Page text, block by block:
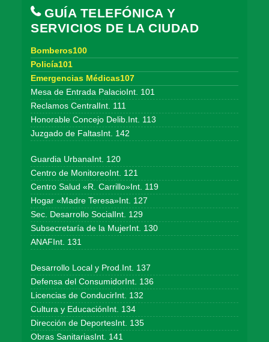
GUÍA TELEFÓNICA Y
SERVICIOS DE LA CIUDAD
Bomberos100
Policía101
Emergencias Médicas107
Mesa de Entrada PalacioInt. 101
Reclamos CentralInt. 111
Honorable Concejo Delib.Int. 113
Juzgado de FaltasInt. 142
Guardia UrbanaInt. 120
Centro de MonitoreoInt. 121
Centro Salud «R. Carrillo»Int. 119
Hogar «Madre Teresa»Int. 127
Sec. Desarrollo SocialInt. 129
Subsecretaría de la MujerInt. 130
ANAFInt. 131
Desarrollo Local y Prod.Int. 137
Defensa del ConsumidorInt. 136
Licencias de ConducirInt. 132
Cultura y EducaciónInt. 134
Dirección de DeportesInt. 135
Obras SanitariasInt. 141